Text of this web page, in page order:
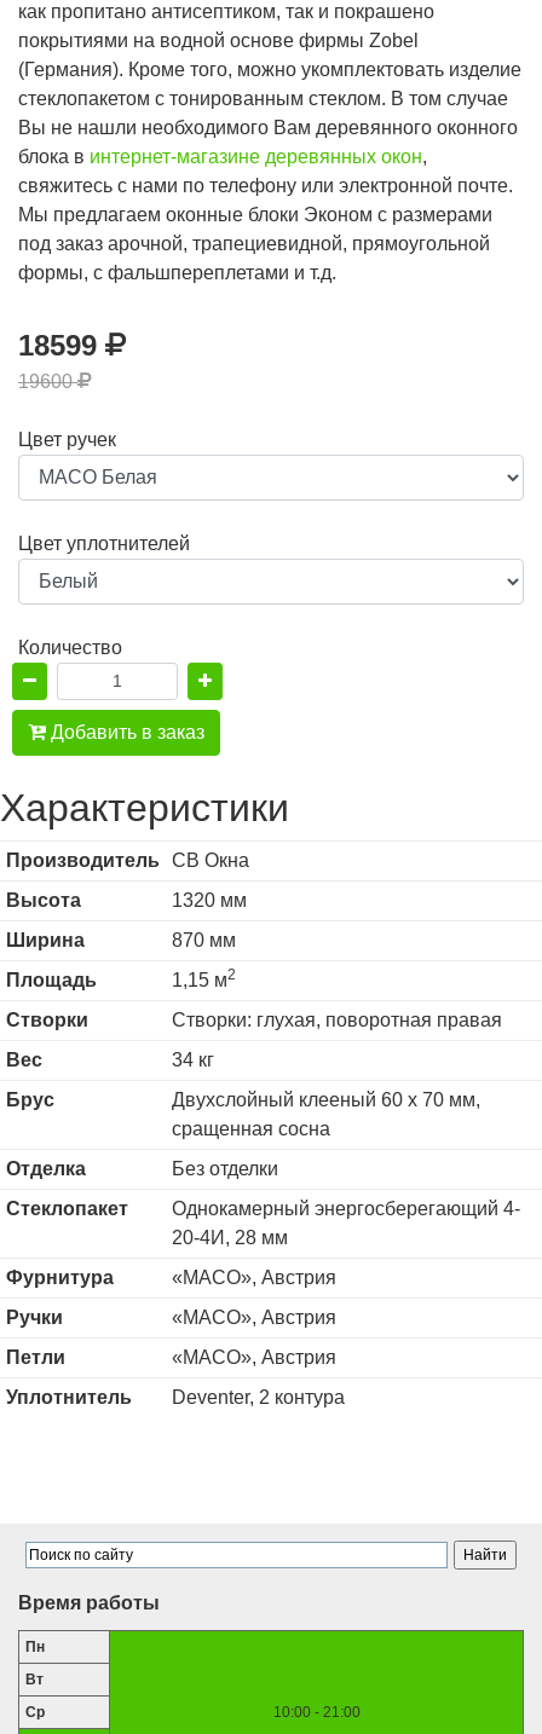
как пропитано антисептиком, так и покрашено
покрытиями на водной основе фирмы Zobel
(Германия). Кроме того, можно укомплектовать изделие
стеклопакетом с тонированным стеклом. В том случае
Вы не нашли необходимого Вам деревянного оконного
блока в интернет-магазине деревянных окон,
свяжитесь с нами по телефону или электронной почте.
Мы предлагаем оконные блоки Эконом с размерами
под заказ арочной, трапециевидной, прямоугольной
формы, с фальшпереплетами и т.д.
18599
19600
Цвет ручек
Цвет уплотнителей
Количество
Добавить в заказ
Характеристики
Производитель
СВ Окна
Высота
1320 мм
Ширина
870 мм
Площадь
1,15 м2
Створки
Створки: глухая, поворотная правая
Вес
34 кг
Брус
Двухслойный клееный 60 х 70 мм,
сращенная сосна
Отделка
Без отделки
Стеклопакет
Однокамерный энергосберегающий 4-
20-4И, 28 мм
Фурнитура
«MACO», Австрия
Ручки
«MACO», Австрия
Петли
«MACO», Австрия
Уплотнитель
Deventer, 2 контура
Время работы
Пн
10:00 - 21:00
Вт
Ср